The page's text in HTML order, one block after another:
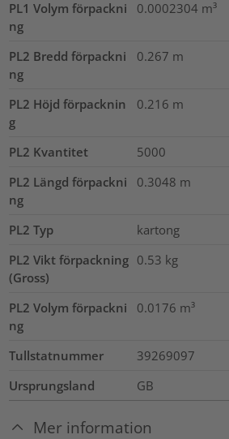
PL1 Volym förpackni
ng
0.0002304 m³
PL2 Bredd förpackni
ng
0.267 m
PL2 Höjd förpacknin
g
0.216 m
PL2 Kvantitet
5000
PL2 Längd förpackni
ng
0.3048 m
PL2 Typ
kartong
PL2 Vikt förpackning
(Gross)
0.53 kg
PL2 Volym förpackni
ng
0.0176 m³
Tullstatnummer
39269097
Ursprungsland
GB
Mer information